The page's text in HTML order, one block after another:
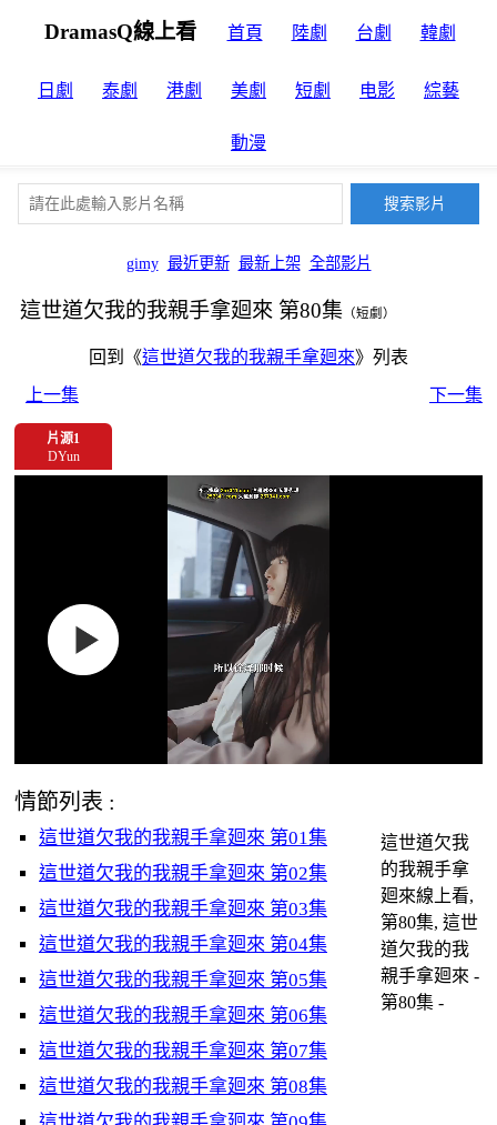
DramasQ線上看 首頁 陸劇 台劇 韓劇
日劇 泰劇 港劇 美劇 短劇 电影 綜藝
動漫
gimy 最近更新 最新上架 全部影片
這世道欠我的我親手拿廻來 第80集 （短劇）
回到《這世道欠我的我親手拿廻來》列表
上一集
下一集
片源1
DYun
情節列表 :
這世道欠我的我親手拿廻來 第01集
這世道欠我的我親手拿廻來 第02集
這世道欠我的我親手拿廻來 第03集
這世道欠我的我親手拿廻來 第04集
這世道欠我的我親手拿廻來 第05集
這世道欠我的我親手拿廻來 第06集
這世道欠我的我親手拿廻來 第07集
這世道欠我的我親手拿廻來 第08集
這世道欠我
的我親手拿
廻來線上看,
第80集, 這世
道欠我的我
親手拿廻來 -
第80集 -